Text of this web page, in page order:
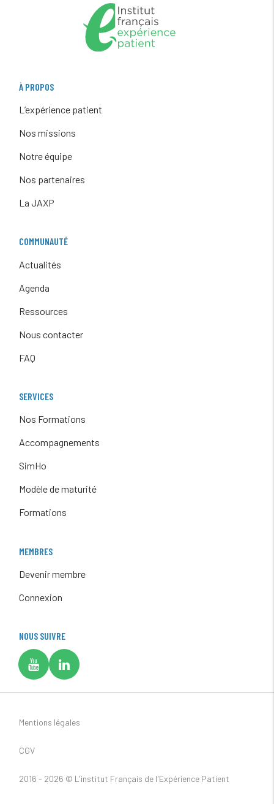
À PROPOS
L’expérience patient
Nos missions
Notre équipe
Nos partenaires
La JAXP
COMMUNAUTÉ
Actualités
Agenda
Ressources
Nous contacter
FAQ
SERVICES
Nos Formations
Accompagnements
SimHo
Modèle de maturité
Formations
MEMBRES
Devenir membre
Connexion
NOUS SUIVRE
Mentions légales
CGV
2016 - 2026 © L'institut Français de l'Expérience Patient